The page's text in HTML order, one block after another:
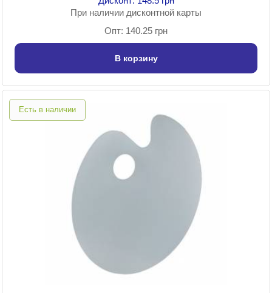
При наличии дисконтной карты
Опт: 140.25 грн
В корзину
Есть в наличии